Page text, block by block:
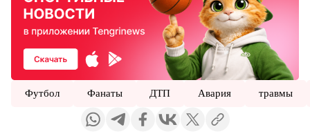
Футбол Фанаты ДТП Авария травмы